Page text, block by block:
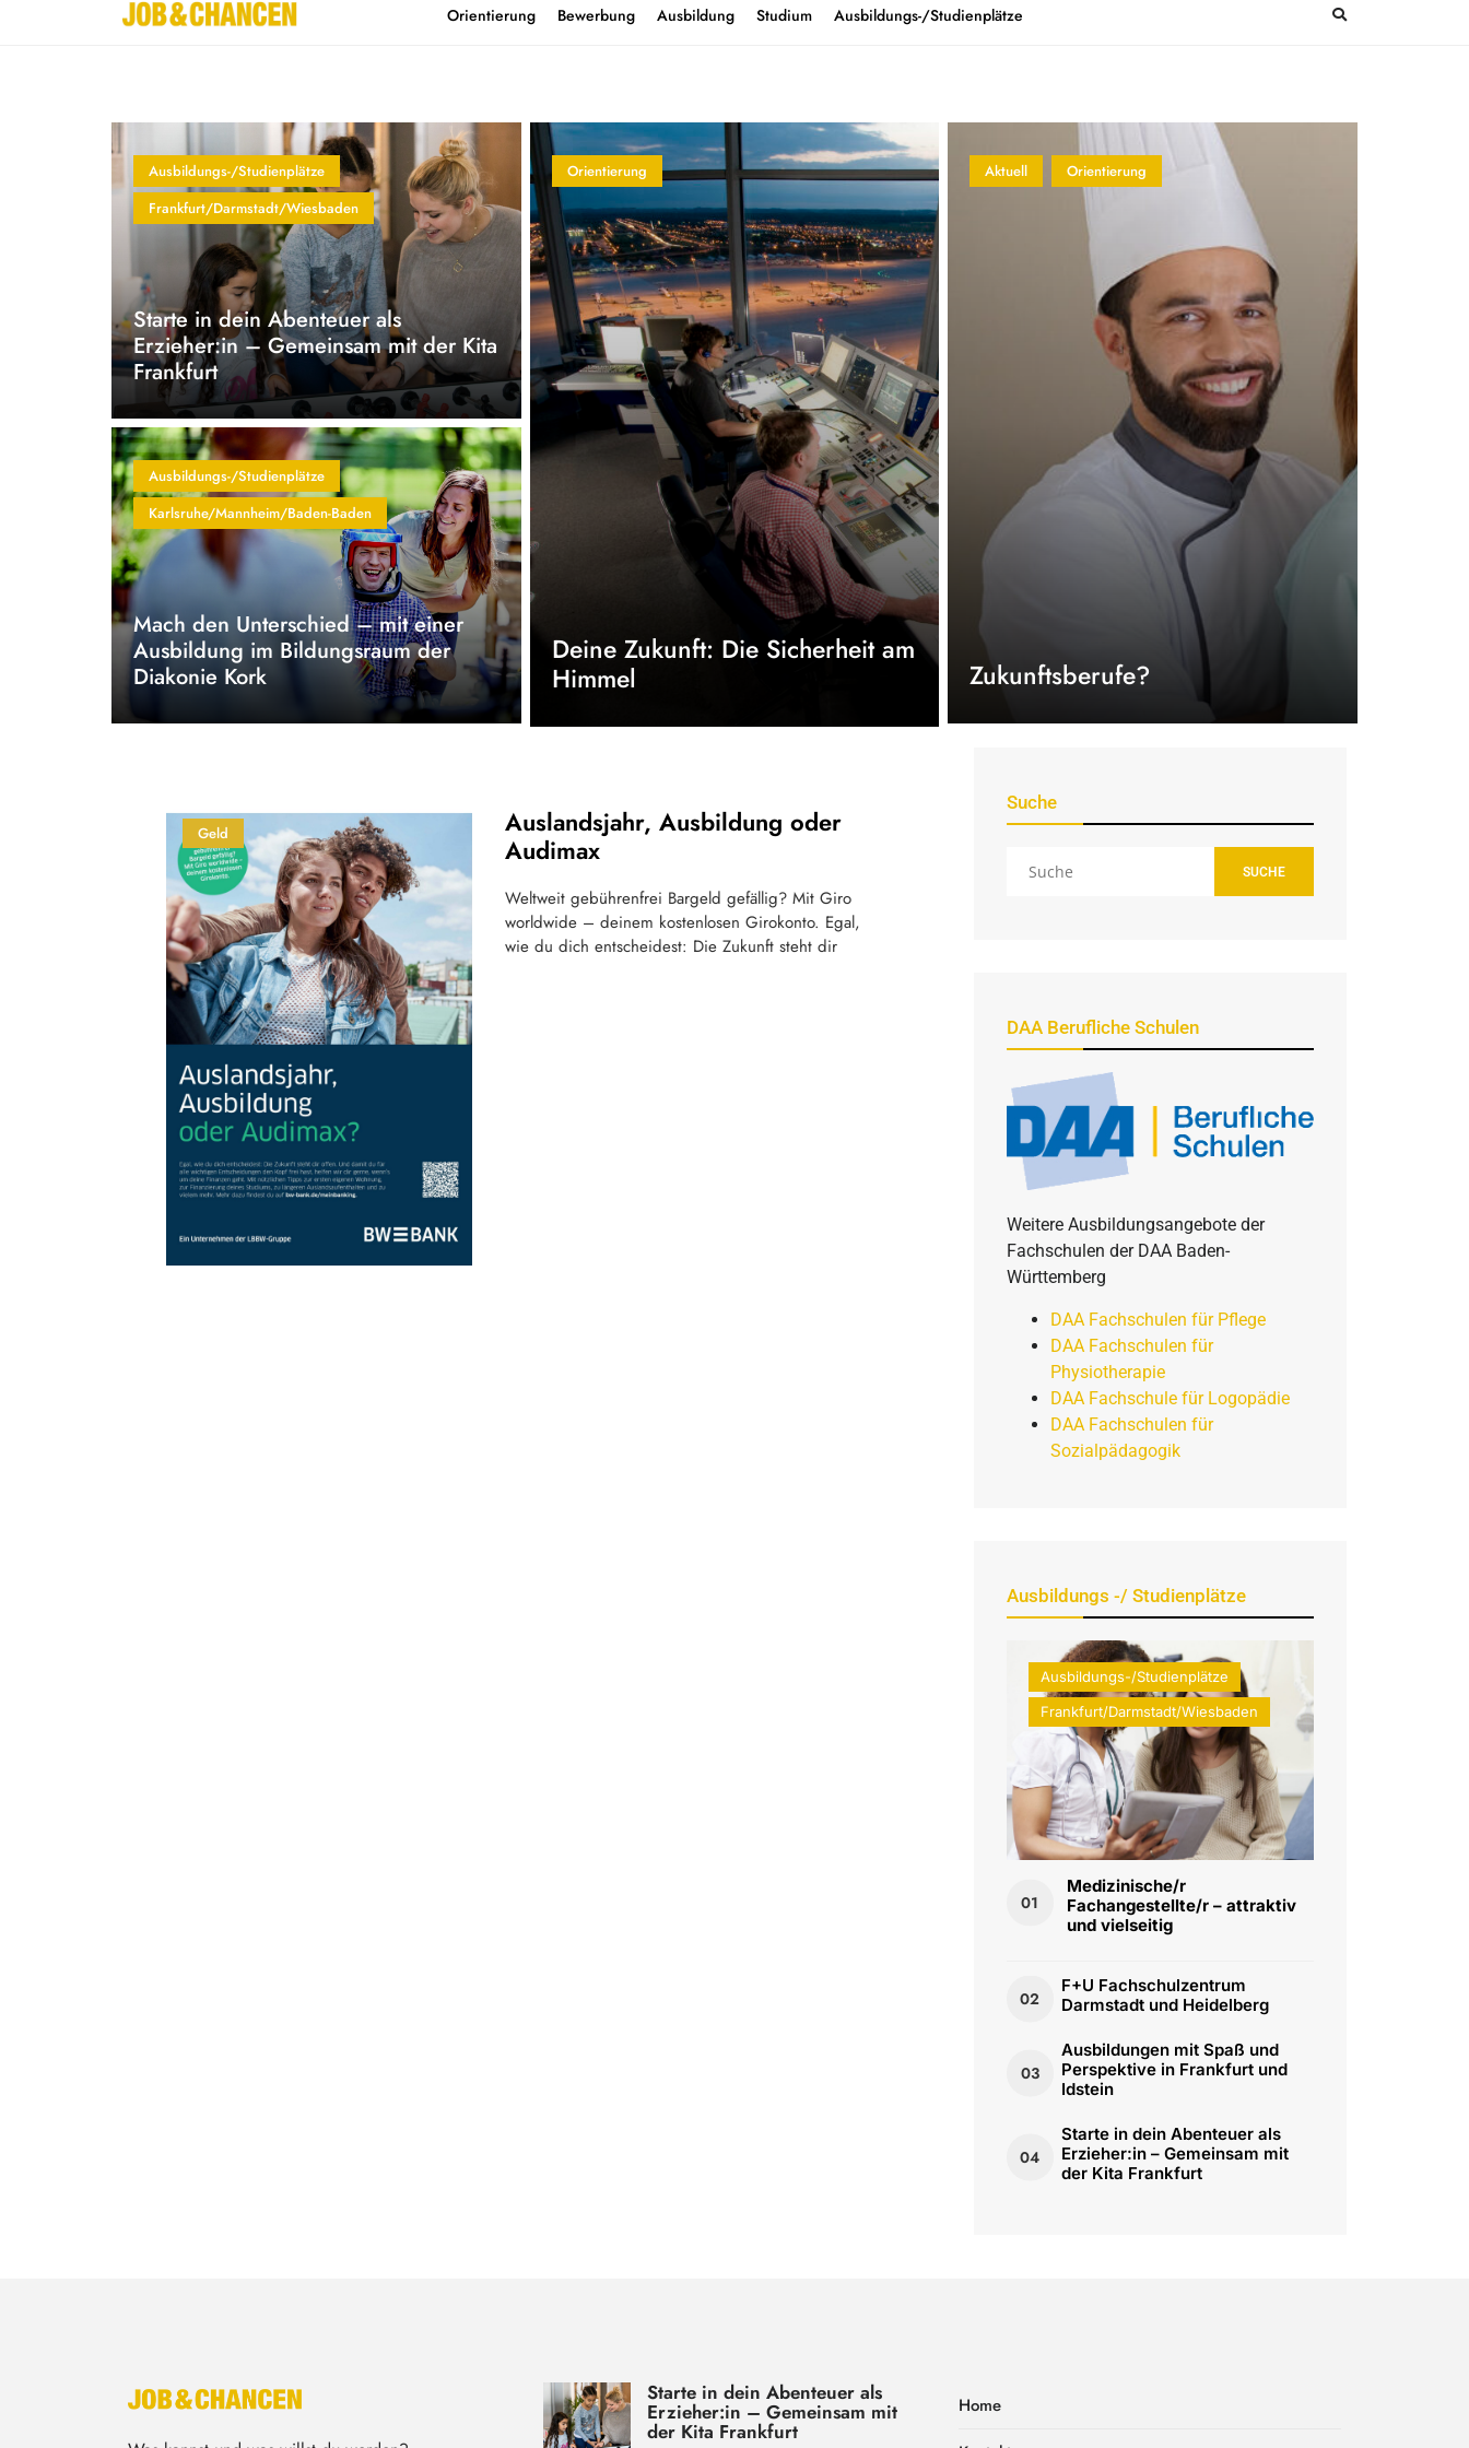
Home Kontakt Orientierung Bewerbung Ausbildung Studium Ausbildungs-/Studienplätze
Ausbildungs-/Studienplätze
Frankfurt/Darmstadt/Wiesbaden
Starte in dein Abenteuer als
Erzieher:in – Gemeinsam mit der Kita
Frankfurt
Ausbildungs-/Studienplätze
Karlsruhe/Mannheim/Baden-Baden
Mach den Unterschied – mit einer
Ausbildung im Bildungsraum der
Diakonie Kork
Orientierung
Deine Zukunft: Die Sicherheit am
Himmel
Aktuell Orientierung
Zukunftsberufe?
Geld
Auslandsjahr, Ausbildung oder
Audimax
Weltweit gebührenfrei Bargeld gefällig? Mit Giro
worldwide – deinem kostenlosen Girokonto. Egal,
wie du dich entscheidest: Die Zukunft steht dir
Suche
SUCHE
DAA Berufliche Schulen
Weitere Ausbildungsangebote der
Fachschulen der DAA Baden-
Württemberg
DAA Fachschulen für Pflege
DAA Fachschulen für
Physiotherapie
DAA Fachschule für Logopädie
DAA Fachschulen für
Sozialpädagogik
Ausbildungs -/ Studienplätze
Ausbildungs-/Studienplätze
Frankfurt/Darmstadt/Wiesbaden
01
Medizinische/r
Fachangestellte/r – attraktiv
und vielseitig
02
F+U Fachschulzentrum
Darmstadt und Heidelberg
03
Ausbildungen mit Spaß und
Perspektive in Frankfurt und
Idstein
04
Starte in dein Abenteuer als
Erzieher:in – Gemeinsam mit
der Kita Frankfurt
Starte in dein Abenteuer als
Erzieher:in – Gemeinsam mit
der Kita Frankfurt
Home